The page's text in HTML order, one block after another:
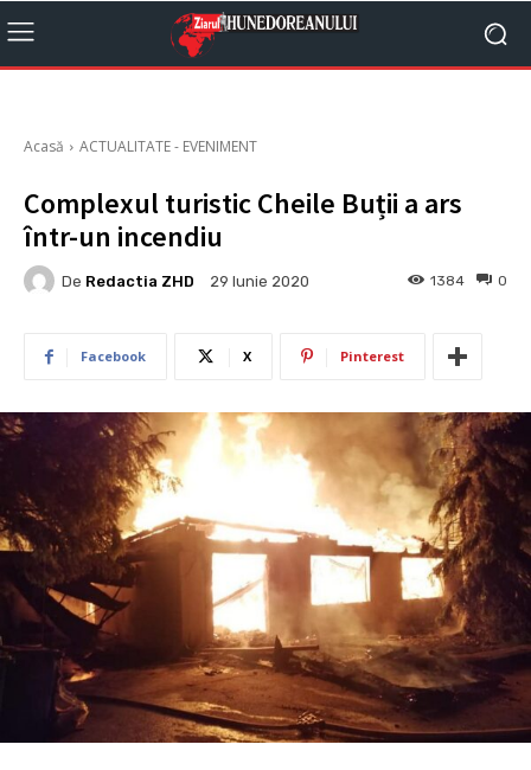
Acasă ACTUALITATE - EVENIMENT
Complexul turistic Cheile Buții a ars
într-un incendiu
De Redactia ZHD 29 Iunie 2020 0
1384
Facebook X Pinterest